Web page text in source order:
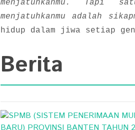
menjatuhkanmu. Tapi
menjatuhkanmu adalah
hidup dalam jiwa setiap
Berita